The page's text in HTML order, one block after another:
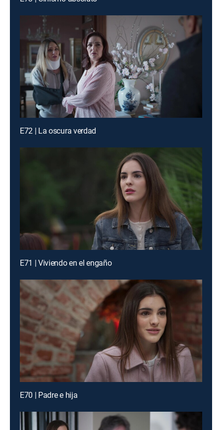
E72 | La oscura verdad
E71 | Viviendo en el engaño
E70 | Padre e hija